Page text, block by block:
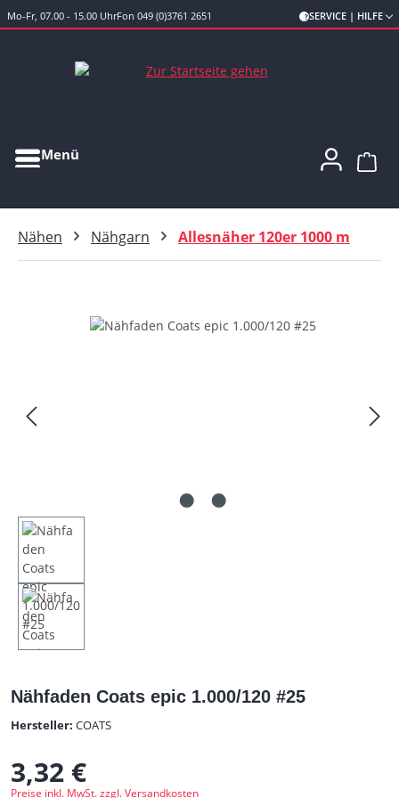
Zum Hauptinhalt springen
Mo-Fr, 07.00 - 15.00 UhrFon 049 (0)3761 2651 SERVICE | HILFE
Menü
Nähen Nähgarn Allesnäher 120er 1000 m
Bildergalerie überspringen
Nähfaden Coats epic 1.000/120 #25
Hersteller: COATS
Regulärer Preis:
3,32 €
Preise inkl. MwSt. zzgl. Versandkosten